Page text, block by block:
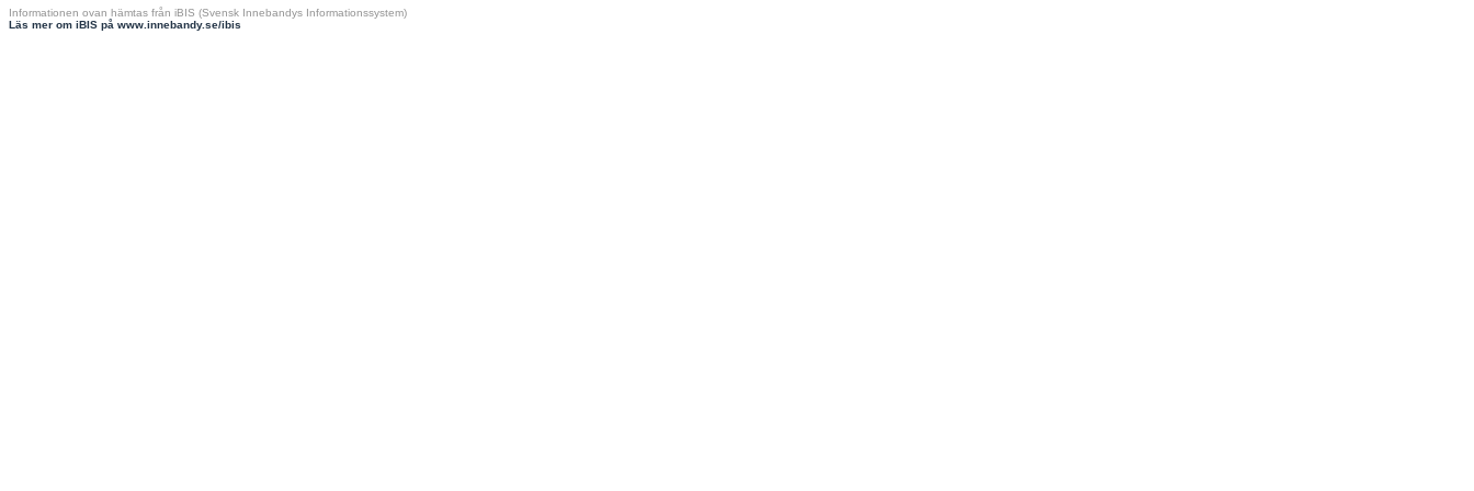
Informationen ovan hämtas från iBIS (Svensk Innebandys Informationssystem)
Läs mer om iBIS på www.innebandy.se/ibis